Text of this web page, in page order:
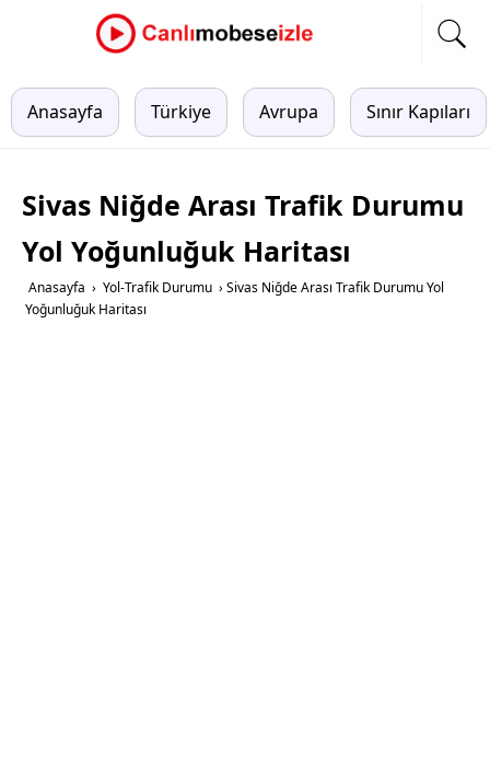
Anasayfa Türkiye Avrupa Sınır Kapıları
Sivas Niğde Arası Trafik Durumu
Yol Yoğunluğuk Haritası
Anasayfa › Yol-Trafik Durumu › Sivas Niğde Arası Trafik Durumu Yol
Yoğunluğuk Haritası